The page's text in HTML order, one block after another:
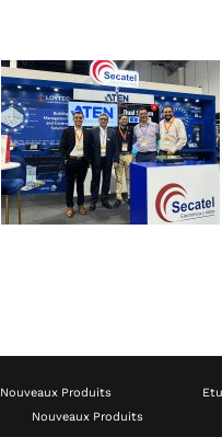
Nouveaux Produits
Nouveaux Produits